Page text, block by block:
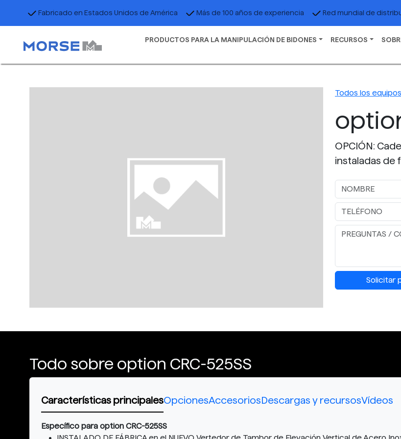
Fabricado en Estados Unidos de América Más de 100 años de experiencia Red mundial de
PRODUCTOS PARA LA MANIPULACIÓN DE BIDONES RECURSOS
Todos los equipos
OPCIÓN:
instaladas de
Solicitar
Todo sobre option CRC-525SS
Características principalesOpcionesAccesoriosDescargas y recursosVídeos
Específico para option CRC-525SS